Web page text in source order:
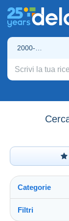
2000-…
Categorie
Filtri